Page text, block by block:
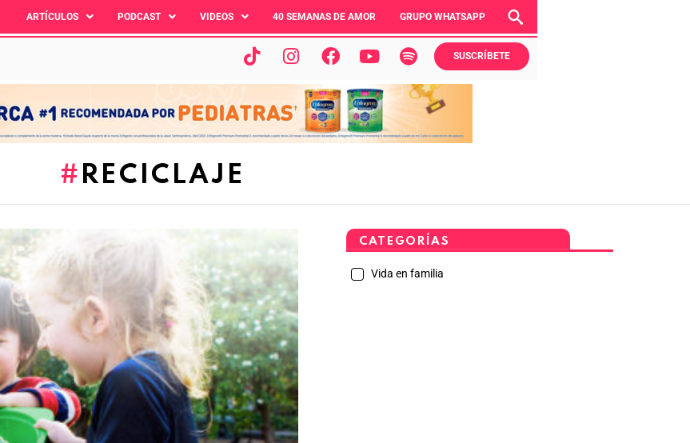
ARTÍCULOS PODCAST VIDEOS 40 SEMANAS DE AMOR GRUPO WHATSAPP
SUSCRÍBETE
RECICLAJE
CATEGORÍAS
Vida en familia